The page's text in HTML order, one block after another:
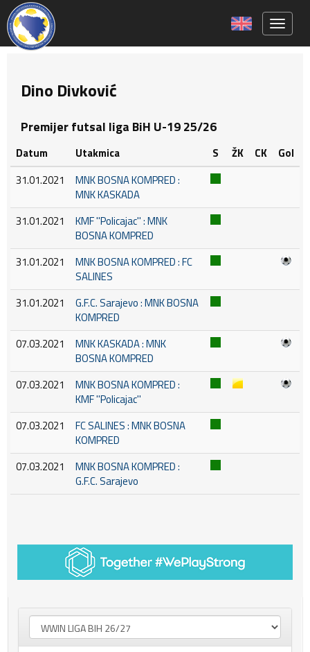
Dino Divković
Premijer futsal liga BiH U-19 25/26
Datum Utakmica S ŽK CK
Gol
31.01.2021
MNK BOSNA KOMPRED :
MNK KASKADA
31.01.2021
KMF ''Policajac'' : MNK
BOSNA KOMPRED
31.01.2021
MNK BOSNA KOMPRED : FC
SALINES
31.01.2021
G.F.C. Sarajevo : MNK BOSNA
KOMPRED
07.03.2021
MNK KASKADA : MNK
BOSNA KOMPRED
07.03.2021
MNK BOSNA KOMPRED :
KMF ''Policajac''
07.03.2021
FC SALINES : MNK BOSNA
KOMPRED
07.03.2021
MNK BOSNA KOMPRED :
G.F.C. Sarajevo